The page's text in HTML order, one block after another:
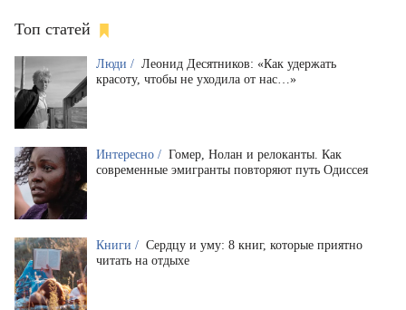
Топ статей
Люди / Леонид Десятников: «Как удержать
красоту, чтобы не уходила от нас…»
Интересно / Гомер, Нолан и релоканты. Как
современные эмигранты повторяют путь Одиссея
Книги / Сердцу и уму: 8 книг, которые приятно
читать на отдыхе